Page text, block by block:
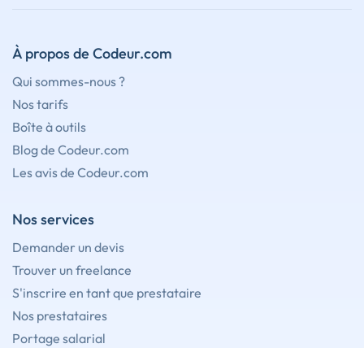
À propos de Codeur.com
Qui sommes-nous ?
Nos tarifs
Boîte à outils
Blog de Codeur.com
Les avis de Codeur.com
Nos services
Demander un devis
Trouver un freelance
S'inscrire en tant que prestataire
Nos prestataires
Portage salarial